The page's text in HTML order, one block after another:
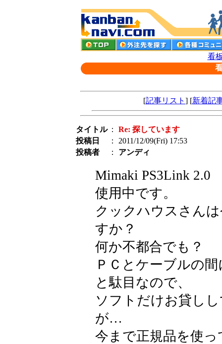
看
[記事リスト ] [新着記
タイトル ： Re: 探しています
投稿日
： 2011/12/09(Fri) 17:53
投稿者
： アンディ
Mimaki PS3Link
使用中です。
クックハウスさん
すか？
何か不都合でも？
ＰＣとケーブルの
と駄目なので、
ソフトだけお貸し
が…
今まで正規品を使